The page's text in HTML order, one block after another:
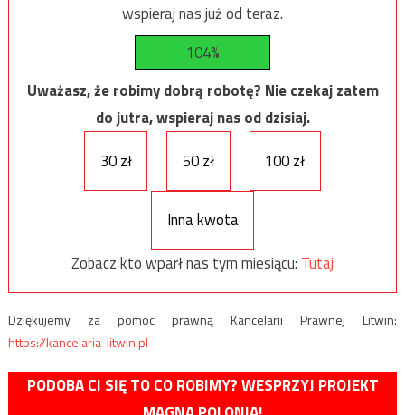
wspieraj nas już od teraz.
104%
Uważasz, że robimy dobrą robotę? Nie czekaj zatem
do jutra, wspieraj nas od dzisiaj.
30 zł
50 zł 100 zł
Inna kwota
Zobacz kto wparł nas tym miesiącu: Tutaj
Dziękujemy za pomoc prawną Kancelarii Prawnej Litwin:
https://kancelaria-litwin.pl
PODOBA CI SIĘ TO CO ROBIMY? WESPRZYJ PROJEKT